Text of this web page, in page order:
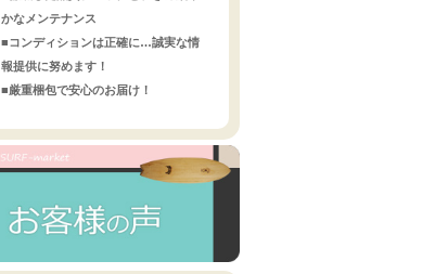
かなメンテナンス
■コンディションは正確に…誠実な情
報提供に努めます！
■厳重梱包で安心のお届け！